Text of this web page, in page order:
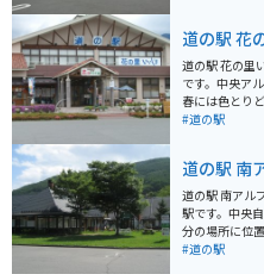
した食感が特徴です。 バイクで訪れ
広い駐車場が
には南アルプ
スとしても人
自然豊かな景
は、周辺の観
道の駅 花
道の駅 花の里
です。中央ア
春には色とり
めます。 地元の新鮮な野菜や果物が並ぶ農産物直売所
ば粉を使った「天龍そ
道の駅には広
周辺には、中
ど、ツーリング
産には、地元
#道の駅
道の駅 南
道の駅 南アル
駅です。中央
分の場所に位
ができます。 地元の新鮮な野菜や果物が並ぶ農産物直売
#道の駅